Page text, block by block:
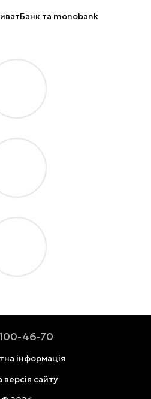
та monobank
46-70
інформація
версія сайту